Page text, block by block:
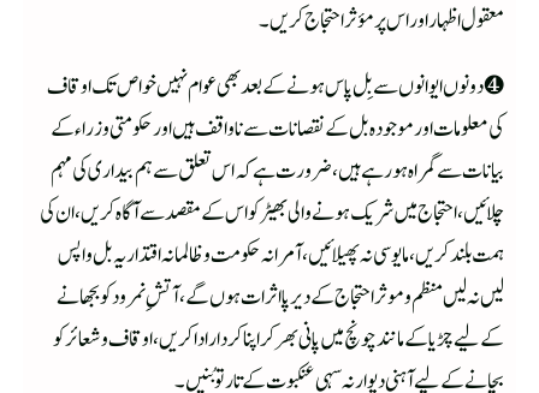
معقول اظہار اور اس پر مؤثر احتجاج کریں ۔
❹ دونوں ایوانوں سے بِل پاس ہونے کے بعد بھی عوام نہیں خواص تک اوقاف
کی معلومات اور موجودہ بل کے نقصانات سے ناواقف ہیں اور حکومتی وزراء کے
بیانات سے گمراہ ہورہے ہیں، ضرورت ہے کہ اس تعلق سے ہم بیداری کی مہم
چلائیں، احتجاج میں شریک ہونے والی بھیڑ کو اس کے مقصد سے آگاہ کریں، ان کی
ہمت بلند کریں، مایوسی نہ پھیلائیں، آمرانہ حکومت و ظالمانہ اقتدار یہ بل واپس
لیں نہ لیں منظم و موثر احتجاج کے دیر پا اثرات ہوں گے، آتشِ نمرود کو بجھانے
کے لیے چڑیا کے مانند چونچ میں پانی بھرکر اپنا کردار ادا کریں، اوقاف و شعائر کو
بچانے کے لیے آہنی دیوار نہ سہی عنکبوت کے تار تو بُنیں ۔